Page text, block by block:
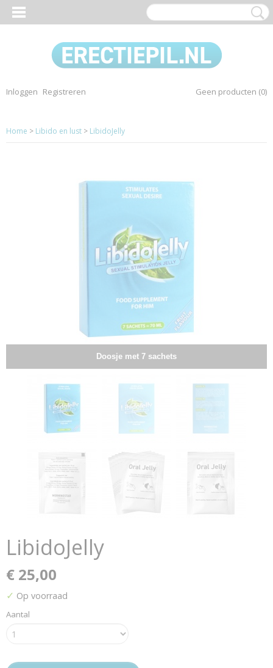
Inloggen Registreren Geen producten (0)
Home > Libido en lust > LibidoJelly
Doosje met 7 sachets
LibidoJelly
€ 25,00
✓ Op voorraad
Aantal
ARTIKELEN